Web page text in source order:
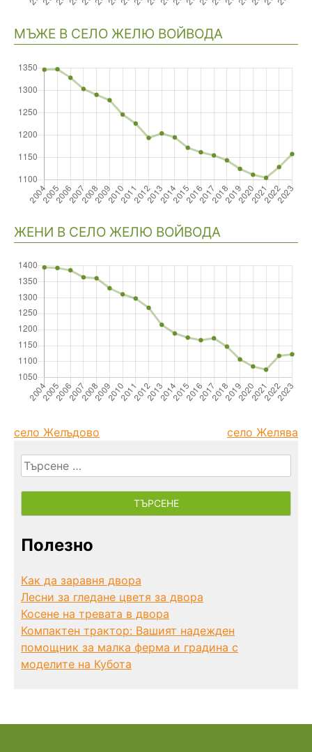
МЪЖЕ В СЕЛО ЖЕЛЮ ВОЙВОДА
ЖЕНИ В СЕЛО ЖЕЛЮ ВОЙВОДА
село Желъдово село Желява
Търсене
за:
Полезно
Как да заравня двора
Лесни за гледане цветя за двора
Косене на тревата в двора
Компактен трактор: Вашият надежден
помощник за малка ферма и градина с
моделите на Кубота